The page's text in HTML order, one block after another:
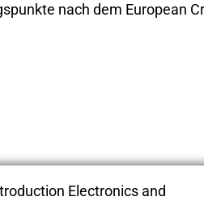
nach dem European
Electronics and